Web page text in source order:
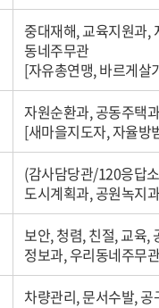
중대재해, 교육지원과,
동네주무관
[자유총연맹, 바르게살
자원순환과, 공동주택
[새마을지도자, 자율방
(감사담당관/120응답
도시계획과, 공원녹지
보안, 청렴, 친절, 교육,
정보과, 우리동네주무
차량관리, 문서수발,